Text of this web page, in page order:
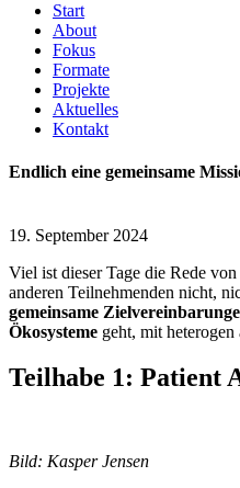
Start
About
Fokus
Formate
Projekte
Aktuelles
Kontakt
Endlich eine gemeinsame
19. September 2024
Viel ist dieser Tage die Rede von
anderen Teilnehmenden nicht,
gemeinsame
Ökosysteme geht, mit
Teilhabe 1: Patient
Bild: Kasper Jensen